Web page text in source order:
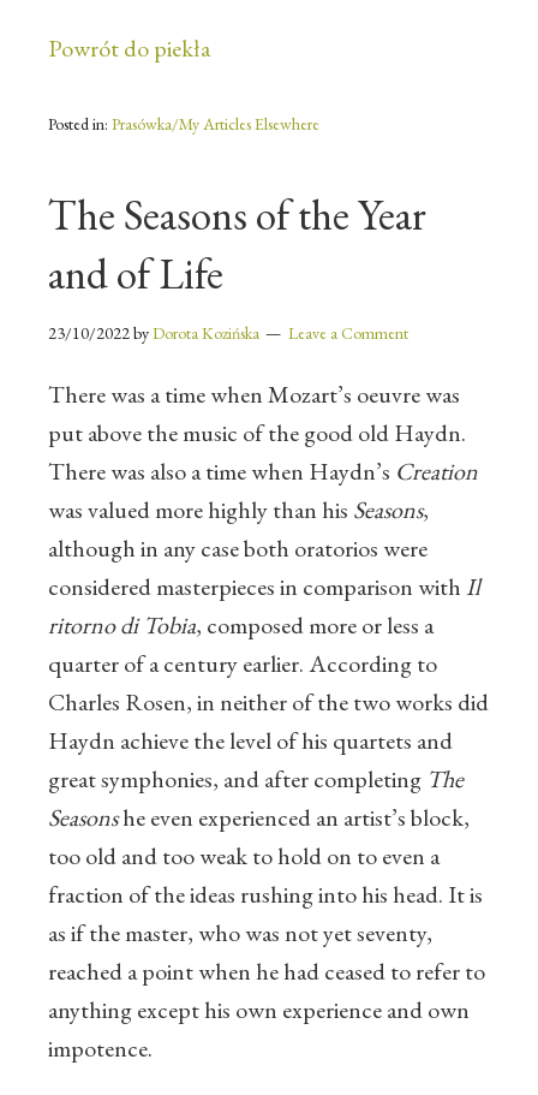
Powrót do piekła
Posted in: Prasówka/My Articles Elsewhere
The Seasons of the Year
and of Life
23/10/2022byDorota Kozińska Leave a Comment
There was a time when Mozart’s oeuvre was
put above the music of the good old Haydn.
There was also a time when Haydn’s Creation
was valued more highly than his Seasons,
although in any case both oratorios were
considered masterpieces in comparison withIl
ritorno di Tobia, composed more or less a
quarter of a century earlier.According to
Charles Rosen, in neither of the two works did
Haydn achieve the level of his quartets and
great symphonies, and after completing The
Seasonshe even experienced an artist’s block,
too old and too weak to hold on to even a
fraction of the ideas rushing into his head. It is
as if the master, who was not yet seventy,
reached a point when he had ceased to refer to
anything except his own experience and own
impotence.